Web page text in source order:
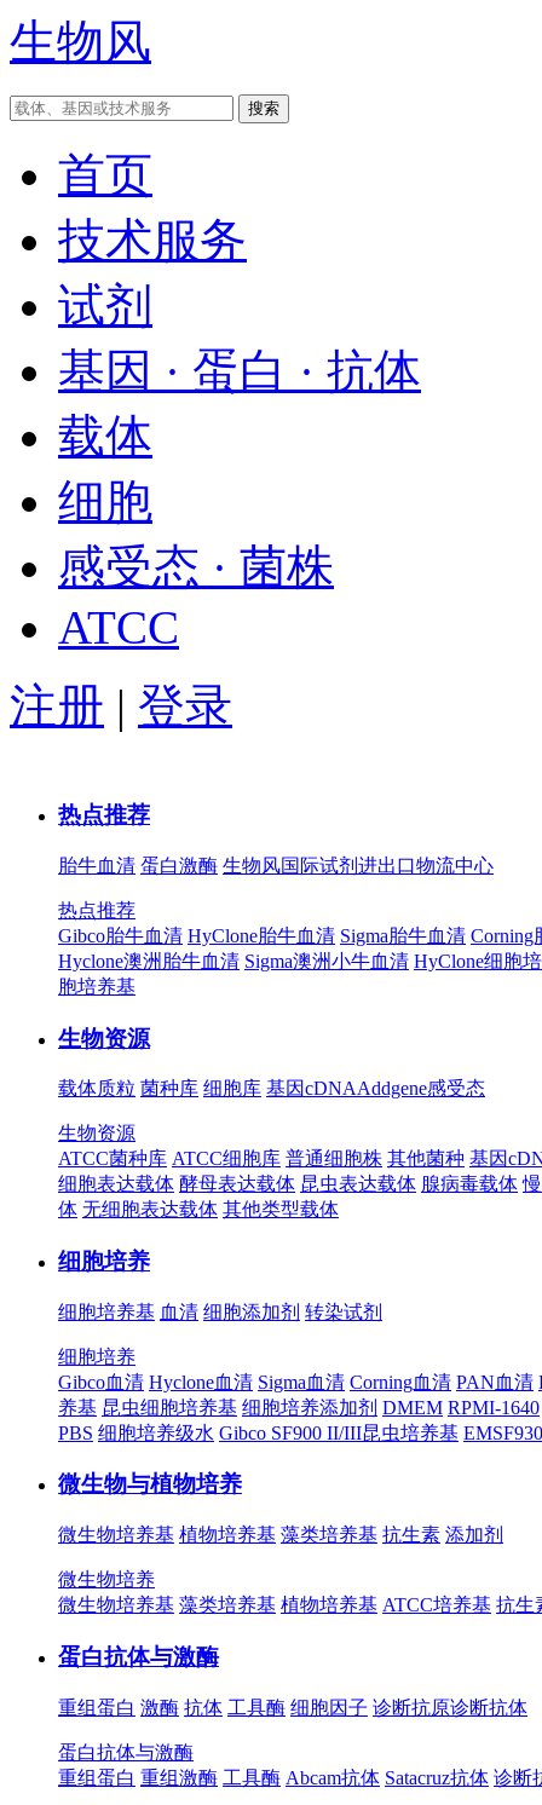
生物风
首页
技术服务
试剂
基因 · 蛋白 · 抗体
载体
细胞
感受态 · 菌株
ATCC
注册 | 登录
热点推荐
胎牛血清 蛋白激酶 生物风国际试剂进出口物流中心
热点推荐
Gibco胎牛血清 HyClone胎牛血清 Sigma胎牛血清 Corning
Hyclone澳洲胎牛血清 Sigma澳洲小牛血清 HyClone细胞
胞培养基
生物资源
载体质粒 菌种库 细胞库 基因cDNAAddgene感受态
生物资源
ATCC菌种库 ATCC细胞库 普通细胞株 其他菌种 基因
细胞表达载体 酵母表达载体 昆虫表达载体 腺病毒载体
体 无细胞表达载体 其他类型载体
细胞培养
细胞培养基 血清 细胞添加剂 转染试剂
细胞培养
Gibco血清 Hyclone血清 Sigma血清 Corning血清 PAN血清
养基 昆虫细胞培养基 细胞培养添加剂 DMEM RPMI-1640
PBS 细胞培养级水 Gibco SF900 II/III昆虫培养基
微生物与植物培养
微生物培养基 植物培养基 藻类培养基 抗生素 添加剂
微生物培养
微生物培养基 藻类培养基 植物培养基 ATCC培养基 抗生
蛋白抗体与激酶
重组蛋白 激酶 抗体 工具酶 细胞因子 诊断抗原诊断抗体
蛋白抗体与激酶
重组蛋白 重组激酶 工具酶 Abcam抗体 Satacruz抗体 诊断